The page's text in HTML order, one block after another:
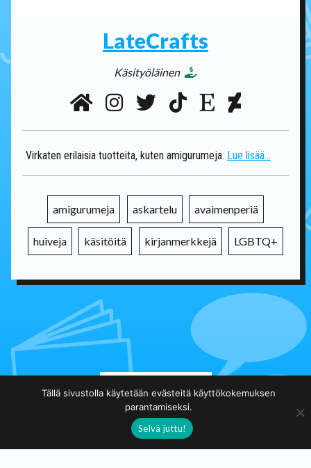
LateCrafts
Käsityöläinen
Virkaten erilaisia tuotteita, kuten amigurumeja. Lue lisää...
amigurumeja askartelu avaimenperiä
huiveja käsitöitä kirjanmerkkejä LGBTQ+
Taidekuja.fi
Tällä sivustolla käytetään evästeitä käyttökokemuksen
parantamiseksi.
Selvä juttu!